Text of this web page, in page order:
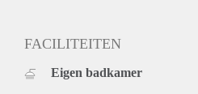
FACILITEITEN
Eigen badkamer